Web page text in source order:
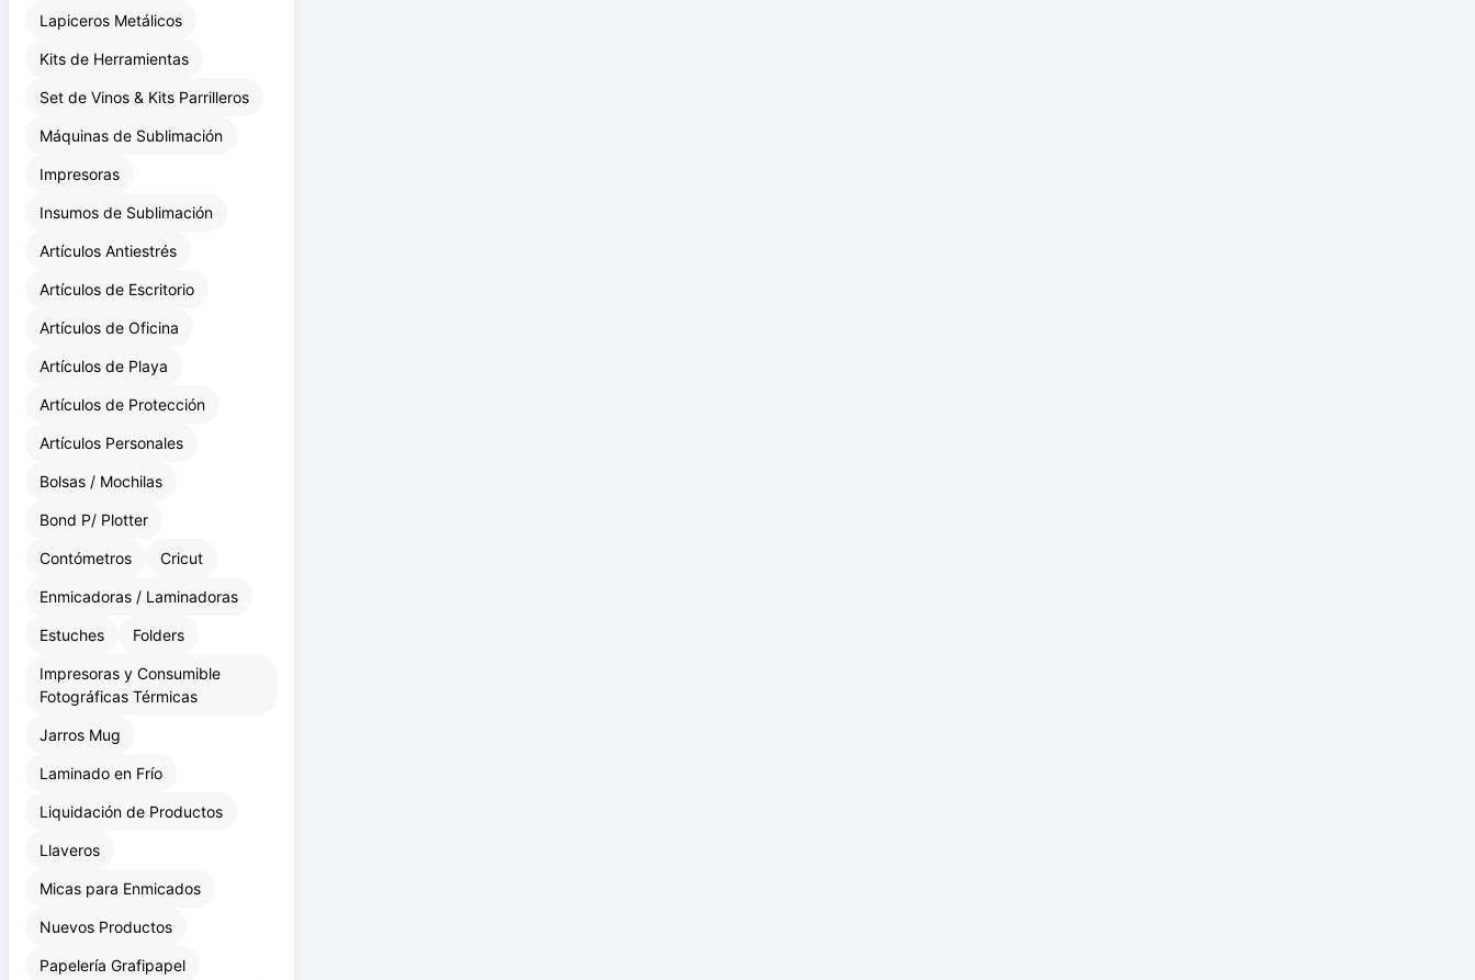
Lapiceros Metálicos
Kits de Herramientas
Set de Vinos & Kits Parrilleros
Máquinas de Sublimación
Impresoras
Insumos de Sublimación
Artículos Antiestrés
Artículos de Escritorio
Artículos de Oficina
Artículos de Playa
Artículos de Protección
Artículos Personales
Bolsas / Mochilas
Bond P/ Plotter
Contómetros Cricut
Enmicadoras / Laminadoras
Estuches Folders
Impresoras y Consumible
Fotográficas Térmicas
Jarros Mug
Laminado en Frío
Liquidación de Productos
Llaveros
Micas para Enmicados
Nuevos Productos
Papelería Grafipapel